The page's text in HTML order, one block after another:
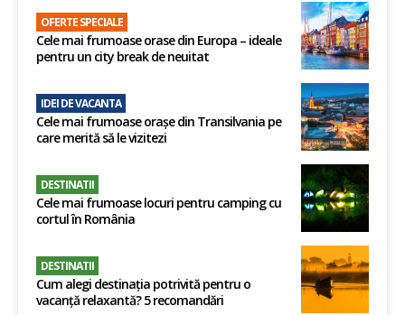
OFERTE SPECIALE
Cele mai frumoase orase din Europa – ideale
pentru un city break de neuitat
IDEI DE VACANTA
Cele mai frumoase orașe din Transilvania pe
care merită să le vizitezi
DESTINATII
Cele mai frumoase locuri pentru camping cu
cortul în România
DESTINATII
Cum alegi destinația potrivită pentru o
vacanță relaxantă? 5 recomandări